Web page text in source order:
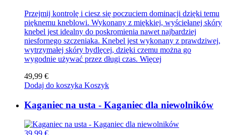
Przejmij kontrolę i ciesz się poczuciem dominacji dzięki temu
pięknemu kneblowi. Wykonany z miękkiej, wyściełanej skóry
knebel jest idealny do poskromienia nawet najbardziej
niesfornego szczeniaka. Knebel jest wykonany z prawdziwej,
wytrzymałej skóry bydlęcej, dzięki czemu można go
wygodnie używać przez długi czas. Więcej
49,99 €
Dodaj do koszyka Koszyk
Kaganiec na usta - Kaganiec dla niewolników